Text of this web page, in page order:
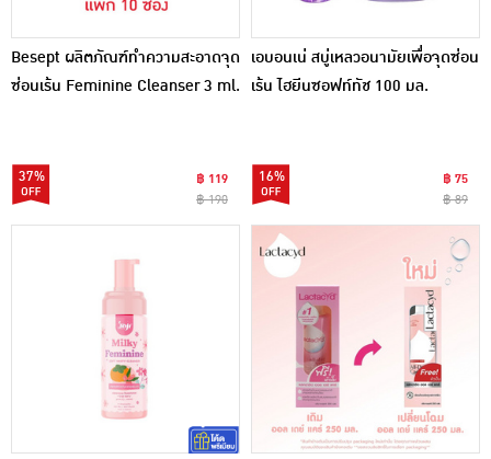
Besept ผลิตภัณฑ์ทําความสะอาดจุด
ซ่อนเร้น Feminine Cleanser 3 ml.
37%
฿ 119
฿ 190
เอบอนเน่ สบู่เหลวอนามัยเพื่อจุดซ่อน
เร้น ไฮยีนซอฟท์ทัช 100 มล.
16%
฿ 75
฿ 89